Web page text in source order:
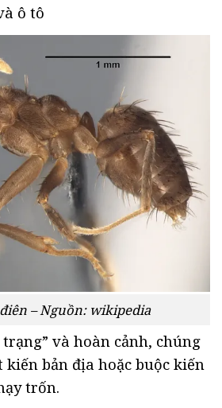
ô tô
– Nguồn: wikipedia
và hoàn cảnh, chúng
kiến bản địa hoặc buộc kiến
trốn.